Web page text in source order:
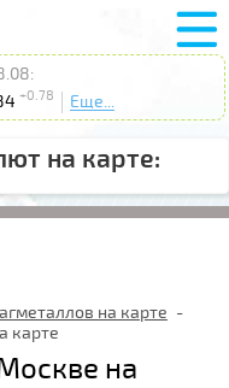
+0.78 Еще...
на карте:
EUR
на карте
карте
на